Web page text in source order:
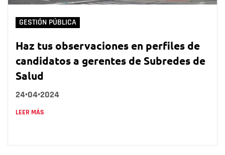
GESTIÓN PÚBLICA
Haz tus observaciones en perfiles de
candidatos a gerentes de Subredes de
Salud
24•04•2024
LEER MÁS